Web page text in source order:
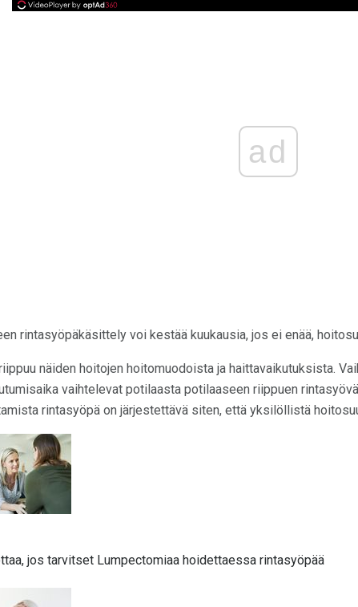
ad
rintasyöpäkäsittely voi kestää kuukausia, jos ei enää,
näiden hoitojen hoitomuodoista ja haittavaikutuksista.
vaihtelevat potilaasta potilaaseen riippuen
rintasyöpä on järjestettävä siten, että yksilöllistä
jos tarvitset Lumpectomiaa hoidettaessa rintasyöpää